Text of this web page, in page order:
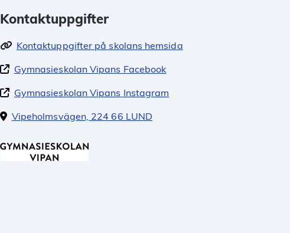
Kontaktuppgifter
Kontaktuppgifter på skolans hemsida
Gymnasieskolan Vipans Facebook
Gymnasieskolan Vipans Instagram
Vipeholmsvägen, 224 66 LUND